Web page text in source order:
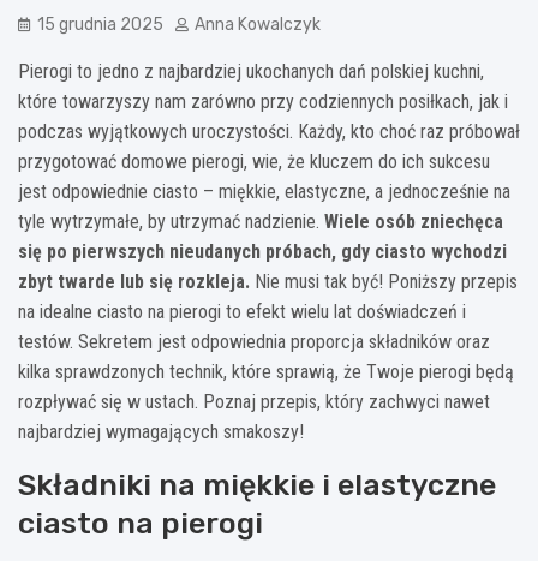
15 grudnia 2025 Anna Kowalczyk
Pierogi to jedno z najbardziej ukochanych dań polskiej kuchni,
które towarzyszy nam zarówno przy codziennych posiłkach, jak i
podczas wyjątkowych uroczystości. Każdy, kto choć raz próbował
przygotować domowe pierogi, wie, że kluczem do ich sukcesu
jest odpowiednie ciasto – miękkie, elastyczne, a jednocześnie na
tyle wytrzymałe, by utrzymać nadzienie. Wiele osób zniechęca
się po pierwszych nieudanych próbach, gdy ciasto wychodzi
zbyt twarde lub się rozkleja. Nie musi tak być! Poniższy przepis
na idealne ciasto na pierogi to efekt wielu lat doświadczeń i
testów. Sekretem jest odpowiednia proporcja składników oraz
kilka sprawdzonych technik, które sprawią, że Twoje pierogi będą
rozpływać się w ustach. Poznaj przepis, który zachwyci nawet
najbardziej wymagających smakoszy!
Składniki na miękkie i elastyczne
ciasto na pierogi